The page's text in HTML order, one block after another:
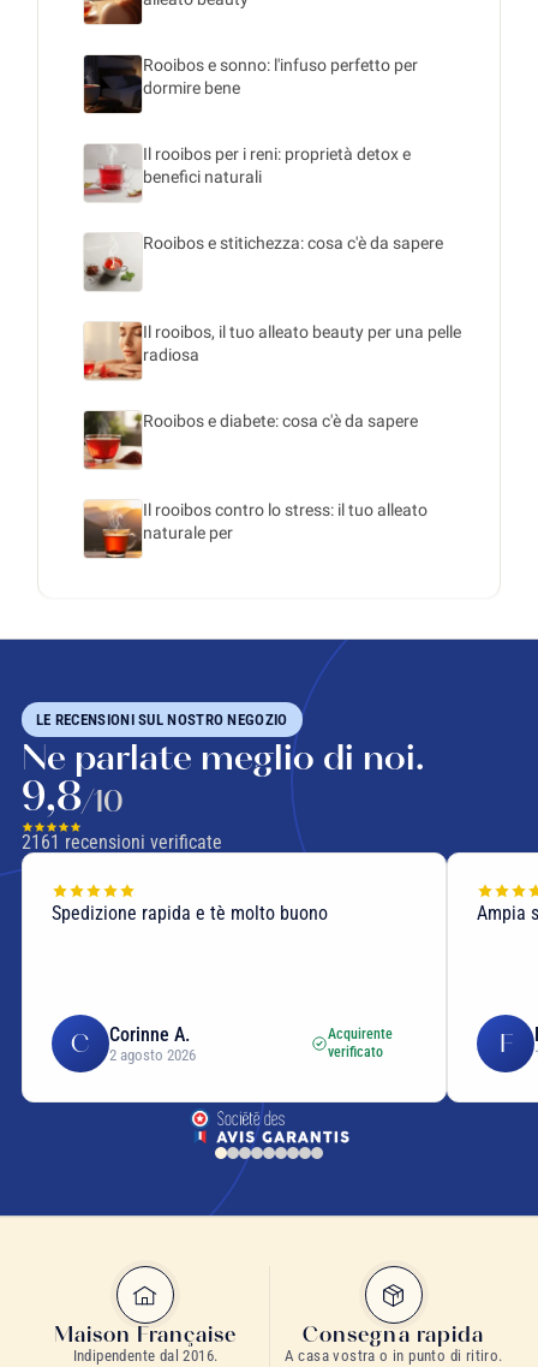
Rooibos e sonno: l'infuso perfetto per
dormire bene
Il rooibos per i reni: proprietà detox e
benefici naturali
Rooibos e stitichezza: cosa c'è da sapere
Il rooibos, il tuo alleato beauty per una pelle
radiosa
Rooibos e diabete: cosa c'è da sapere
Il rooibos contro lo stress: il tuo alleato
naturale per
LE RECENSIONI SUL NOSTRO NEGOZIO
Ne parlate meglio di noi.
9,8/10
2161 recensioni verificate
Spedizione rapida e tè molto buono
C Corinne A.
2 agosto 2026
Acquirente
verificato
Ampia
F
Maison Française
Indipendente dal 2016.
Consegna rapida
A casa vostra o in punto di ritiro.